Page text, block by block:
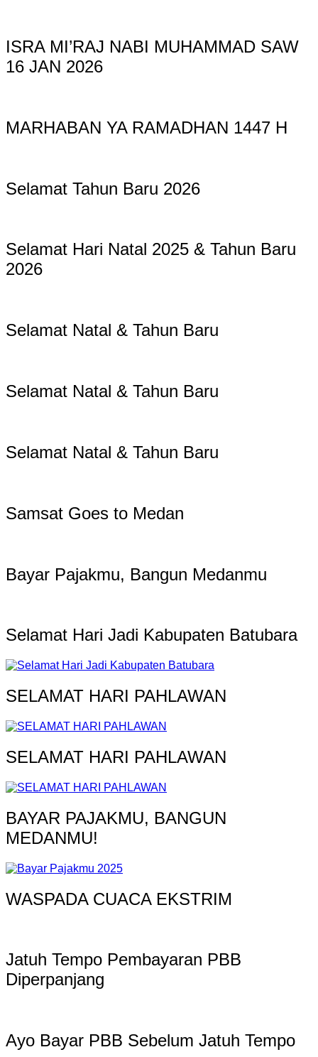
ISRA MI’RAJ NABI MUHAMMAD SAW
16 JAN 2026
MARHABAN YA RAMADHAN 1447 H
Selamat Tahun Baru 2026
Selamat Hari Natal 2025 & Tahun Baru
2026
Selamat Natal & Tahun Baru
Selamat Natal & Tahun Baru
Selamat Natal & Tahun Baru
Samsat Goes to Medan
Bayar Pajakmu, Bangun Medanmu
Selamat Hari Jadi Kabupaten Batubara
SELAMAT HARI PAHLAWAN
SELAMAT HARI PAHLAWAN
BAYAR PAJAKMU, BANGUN
MEDANMU!
WASPADA CUACA EKSTRIM
Jatuh Tempo Pembayaran PBB
Diperpanjang
Ayo Bayar PBB Sebelum Jatuh Tempo